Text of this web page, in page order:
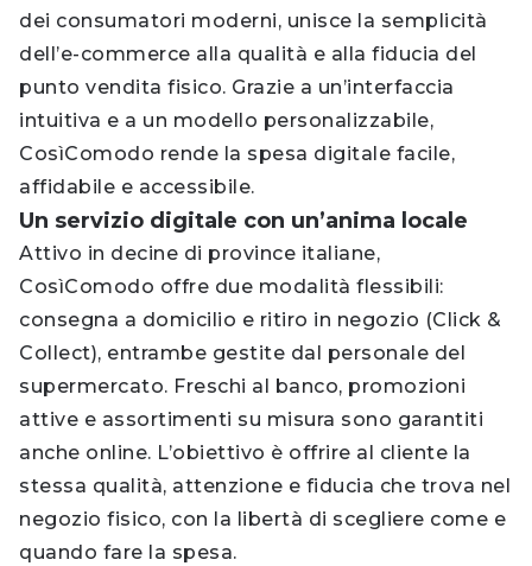
dei consumatori moderni, unisce la semplicità
dell’e-commerce alla qualità e alla fiducia del
punto vendita fisico. Grazie a un’interfaccia
intuitiva e a un modello personalizzabile,
CosìComodo rende la spesa digitale facile,
affidabile e accessibile.
Un servizio digitale con un’anima locale
Attivo in decine di province italiane,
CosìComodo offre due modalità flessibili:
consegna a domicilio e ritiro in negozio (Click &
Collect), entrambe gestite dal personale del
supermercato. Freschi al banco, promozioni
attive e assortimenti su misura sono garantiti
anche online. L’obiettivo è offrire al cliente la
stessa qualità, attenzione e fiducia che trova nel
negozio fisico, con la libertà di scegliere come e
quando fare la spesa.